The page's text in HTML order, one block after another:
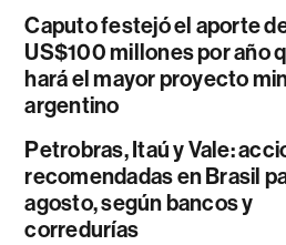
Caputo festejó el aporte
US$100 millones por año
hará el mayor proyecto
argentino
Petrobras, Itaú y Vale:
recomendadas en Brasil
agosto, según bancos y
corredurías